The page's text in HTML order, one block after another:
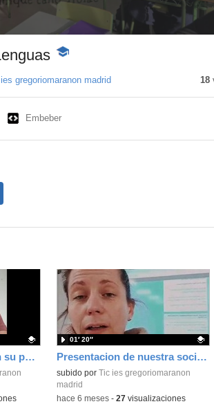
-
educativo
gregoriomaranon madrid 18
Embeber
Testimonio de Sylvie en su periodo de observación en el ÍES Gregorio Marañón. Presentacion de nuestra socia Mme Contant ( Reims- Francia) en Proyecto eTwinning : Gregorio Maratón Internacional.
Contenido educativo.
subido por
Tic ies gregoriomaranon
madrid
01′ 20″
-hace 6 meses- 27 visualizaciones